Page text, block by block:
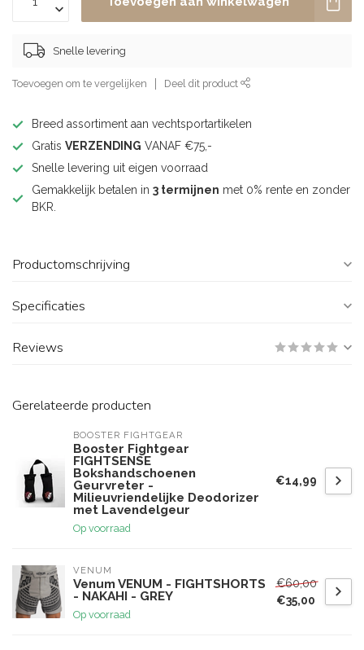
Snelle levering
Toevoegen om te vergelijken Deel dit product
Breed assortiment aan vechtsportartikelen
Gratis VERZENDING VANAF €75,-
Snelle levering uit eigen voorraad
Gemakkelijk betalen in 3 termijnen met 0% rente en zonder
BKR.
Productomschrijving
Specificaties
Reviews
Gerelateerde producten
BOOSTER FIGHTGEAR
Booster Fightgear
FIGHTSENSE
Bokshandschoenen
Geurvreter -
Milieuvriendelijke Deodorizer
met Lavendelgeur
Op voorraad
€14,99
VENUM
Venum VENUM - FIGHTSHORTS
- NAKAHI - GREY
Op voorraad
€60,00
€35,00